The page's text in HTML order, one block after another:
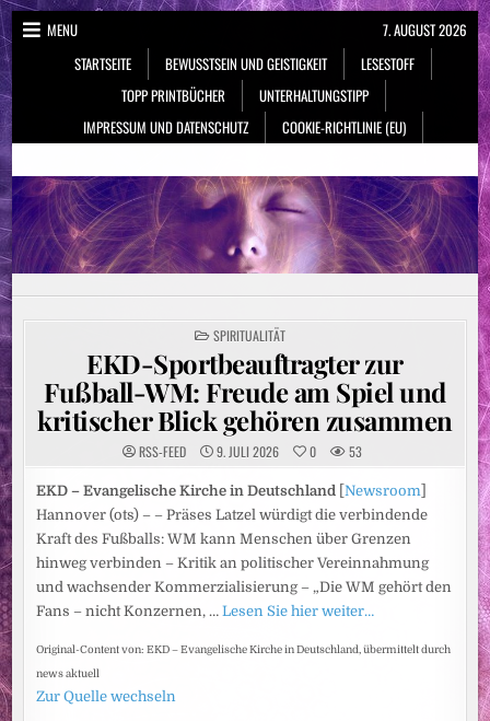
Skip
to
content
MENU
STARTSEITE
BEWUSSTSEIN UND GEISTIGKEIT
LESESTOFF
TOPP PRINTBÜCHER
UNTERHALTUNGSTIPP
IMPRESSUM UND DATENSCHUTZ
COOKIE-RICHTLINIE (EU)
7. AUGUST 2026
NeueSpiritualität.de
POSTED
IN
SPIRITUALITÄT
EKD-Sportbeauftragter zur
Fußball-WM: Freude am Spiel und
kritischer Blick gehören zusammen
RSS-FEED 9. JULI 2026 0 53
EKD – Evangelische Kirche in Deutschland [Newsroom]
Hannover (ots) – – Präses Latzel würdigt die verbindende
Kraft des Fußballs: WM kann Menschen über Grenzen
hinweg verbinden – Kritik an politischer Vereinnahmung
und wachsender Kommerzialisierung – „Die WM gehört den
Fans – nicht Konzernen, …Lesen Sie hier weiter…
Original-Content von: EKD – Evangelische Kirche in Deutschland, übermittelt durch
news aktuell
Zur Quelle wechseln